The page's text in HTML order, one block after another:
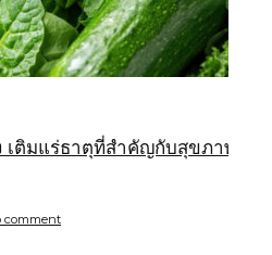
เติมแร่ธาตุที่สำคัญกับสุขภาพ
comment